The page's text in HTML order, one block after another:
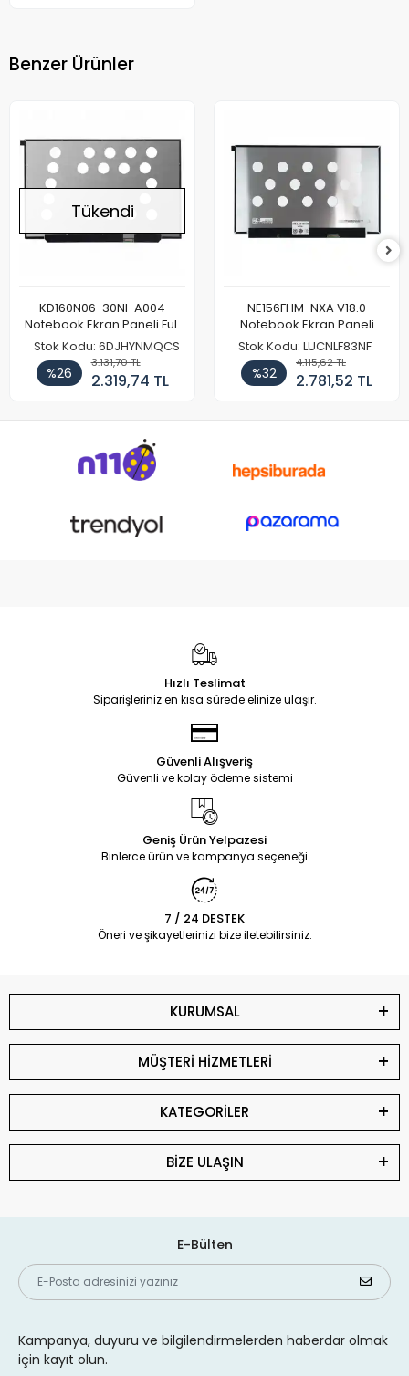
Benzer Ürünler
Tükendi
KD160N06-30NI-A004
Notebook Ekran Paneli Full
HD
Stok Kodu: 6DJHYNMQCS
%26
3.131,70 TL
2.319,74 TL
NE156FHM-NXA V18.0
Notebook Ekran Paneli
144Hz
Stok Kodu: LUCNLF83NF
%32
4.115,62 TL
2.781,52 TL
Hızlı Teslimat
Siparişleriniz en kısa sürede elinize ulaşır.
Güvenli Alışveriş
Güvenli ve kolay ödeme sistemi
Geniş Ürün Yelpazesi
Binlerce ürün ve kampanya seçeneği
7 / 24 DESTEK
Öneri ve şikayetlerinizi bize iletebilirsiniz.
KURUMSAL
MÜŞTERİ HİZMETLERİ
KATEGORİLER
BİZE ULAŞIN
E-Bülten
Kampanya, duyuru ve bilgilendirmelerden haberdar olmak
için kayıt olun.